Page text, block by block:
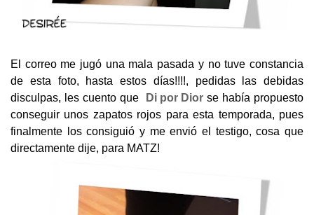
El correo me jugó una mala pasada y no tuve constancia
de esta foto, hasta estos días!!!!, pedidas las debidas
disculpas, les cuento que
Di por Dior se había propuesto
conseguir unos zapatos rojos para esta temporada, pues
finalmente los consiguió y me envió el testigo, cosa que
directamente dije, para MATZ!